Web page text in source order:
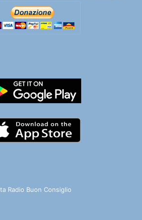
Radio Buon Consiglio